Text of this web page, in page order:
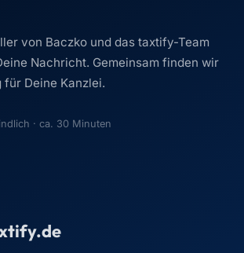
von Baczko und das taxtify-Team
Nachricht. Gemeinsam finden wir
für Deine Kanzlei.
· ca. 30 Minuten